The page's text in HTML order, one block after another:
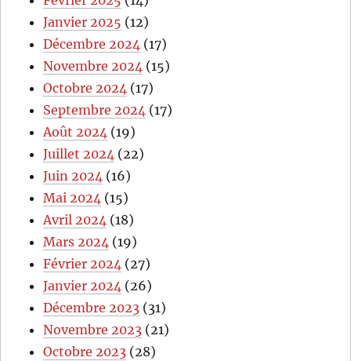
Janvier 2025 (12)
Décembre 2024 (17)
Novembre 2024 (15)
Octobre 2024 (17)
Septembre 2024 (17)
Août 2024 (19)
Juillet 2024 (22)
Juin 2024 (16)
Mai 2024 (15)
Avril 2024 (18)
Mars 2024 (19)
Février 2024 (27)
Janvier 2024 (26)
Décembre 2023 (31)
Novembre 2023 (21)
Octobre 2023 (28)